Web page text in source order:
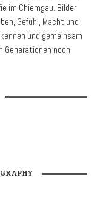
im Chiemgau. Bilder
Gefühl, Macht und
und gemeinsam
Genarationen noch